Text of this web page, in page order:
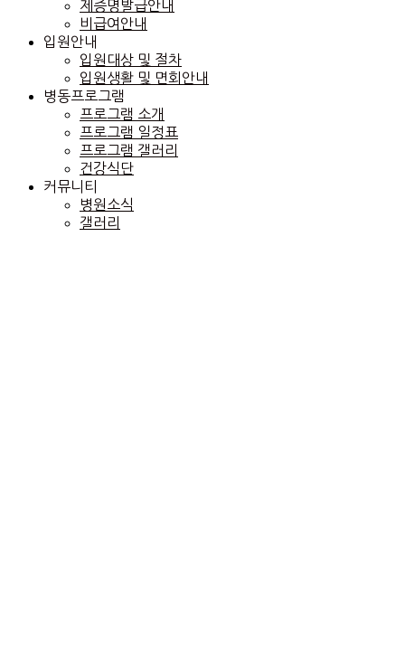
제증명발급안내
비급여안내
입원안내
입원대상 및 절차
입원생활 및 면회안내
병동프로그램
프로그램 소개
프로그램 일정표
프로그램 갤러리
건강식단
커뮤니티
병원소식
갤러리